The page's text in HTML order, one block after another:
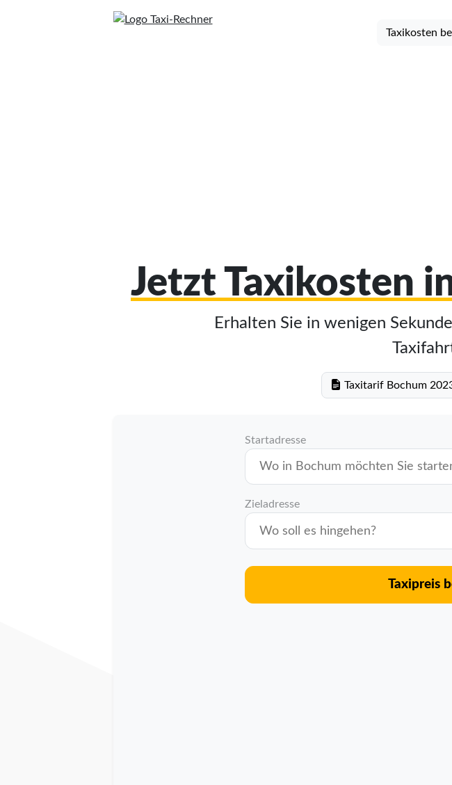
Taxikosten
Jetzt Taxikosten
Erhalten Sie in wenigen
Taxitarif Bochum
Startadresse
Zieladresse
Taxipreis